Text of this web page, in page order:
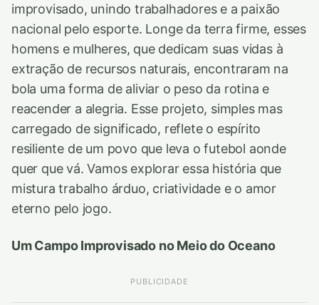
improvisado, unindo trabalhadores e a paixão
nacional pelo esporte. Longe da terra firme, esses
homens e mulheres, que dedicam suas vidas à
extração de recursos naturais, encontraram na
bola uma forma de aliviar o peso da rotina e
reacender a alegria. Esse projeto, simples mas
carregado de significado, reflete o espírito
resiliente de um povo que leva o futebol aonde
quer que vá. Vamos explorar essa história que
mistura trabalho árduo, criatividade e o amor
eterno pelo jogo.
Um Campo Improvisado no Meio do Oceano
PUBLICIDADE